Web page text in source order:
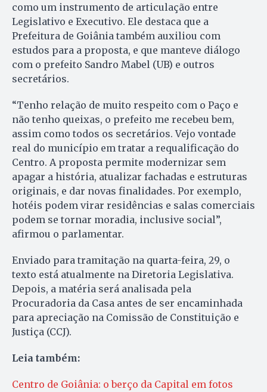
como um instrumento de articulação entre
Legislativo e Executivo. Ele destaca que a
Prefeitura de Goiânia também auxiliou com
estudos para a proposta, e que manteve diálogo
com o prefeito Sandro Mabel (UB) e outros
secretários.
“Tenho relação de muito respeito com o Paço e
não tenho queixas, o prefeito me recebeu bem,
assim como todos os secretários. Vejo vontade
real do município em tratar a requalificação do
Centro. A proposta permite modernizar sem
apagar a história, atualizar fachadas e estruturas
originais, e dar novas finalidades. Por exemplo,
hotéis podem virar residências e salas comerciais
podem se tornar moradia, inclusive social”,
afirmou o parlamentar.
Enviado para tramitação na quarta-feira, 29, o
texto está atualmente na Diretoria Legislativa.
Depois, a matéria será analisada pela
Procuradoria da Casa antes de ser encaminhada
para apreciação na Comissão de Constituição e
Justiça (CCJ).
Leia também:
Centro de Goiânia: o berço da Capital em fotos